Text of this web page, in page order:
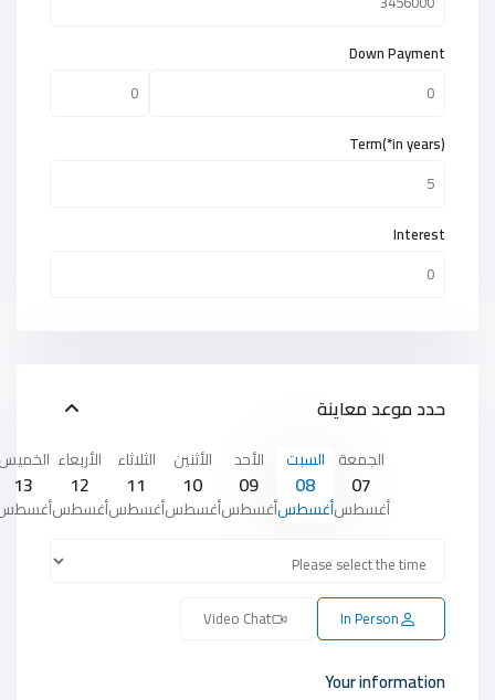
Down Payment
Term(*in years)
Interest
حدد موعد معاينة
الجمعة
07
أغسطس
السبت
08
أغسطس
الأحد
09
أغسطس
الأثنين
10
أغسطس
الثلاثاء
11
أغسطس
الأربعاء
12
أغسطس
13
In Person
Video Chat
Your information